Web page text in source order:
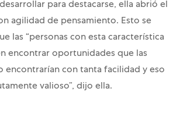
para destacarse, ella abrió el
agilidad de pensamiento. Esto se
las “personas con esta característica
encontrar oportunidades que las
encontrarían con tanta facilidad y eso
valioso”, dijo ella.